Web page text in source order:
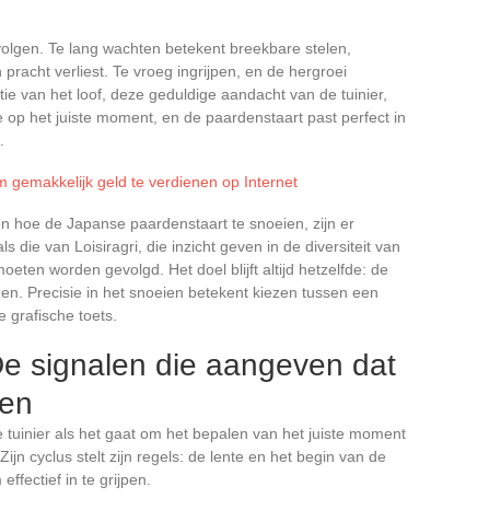
Te lang wachten betekent breekbare stelen,
verliest. Te vroeg ingrijpen, en de hergroei
van het loof, deze geduldige aandacht van de tuinier,
het juiste moment, en de paardenstaart past perfect in
gemakkelijk geld te verdienen op Internet
hoe de Japanse paardenstaart te snoeien, zijn er
die van Loisiragri, die inzicht geven in de diversiteit van
worden gevolgd. Het doel blijft altijd hetzelfde: de
Precisie in het snoeien betekent kiezen tussen een
grafische toets.
signalen die aangeven dat
als het gaat om het bepalen van het juiste moment
cyclus stelt zijn regels: de lente en het begin van de
in te grijpen.